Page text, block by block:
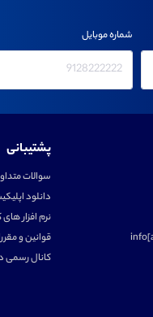
شماره موبایل
پشتیبانی
سوالات
دانلود
نرم افزار
قوانین و
کانال رسمی